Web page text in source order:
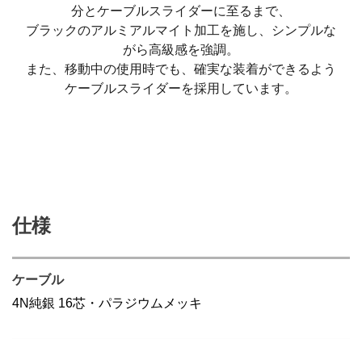
分とケーブルスライダーに至るまで、
ブラックのアルミアルマイト加工を施し、シンプルな
がら高級感を強調。
また、移動中の使用時でも、確実な装着ができるよう
ケーブルスライダーを採用しています。
仕様
ケーブル
4N純銀 16芯・パラジウムメッキ